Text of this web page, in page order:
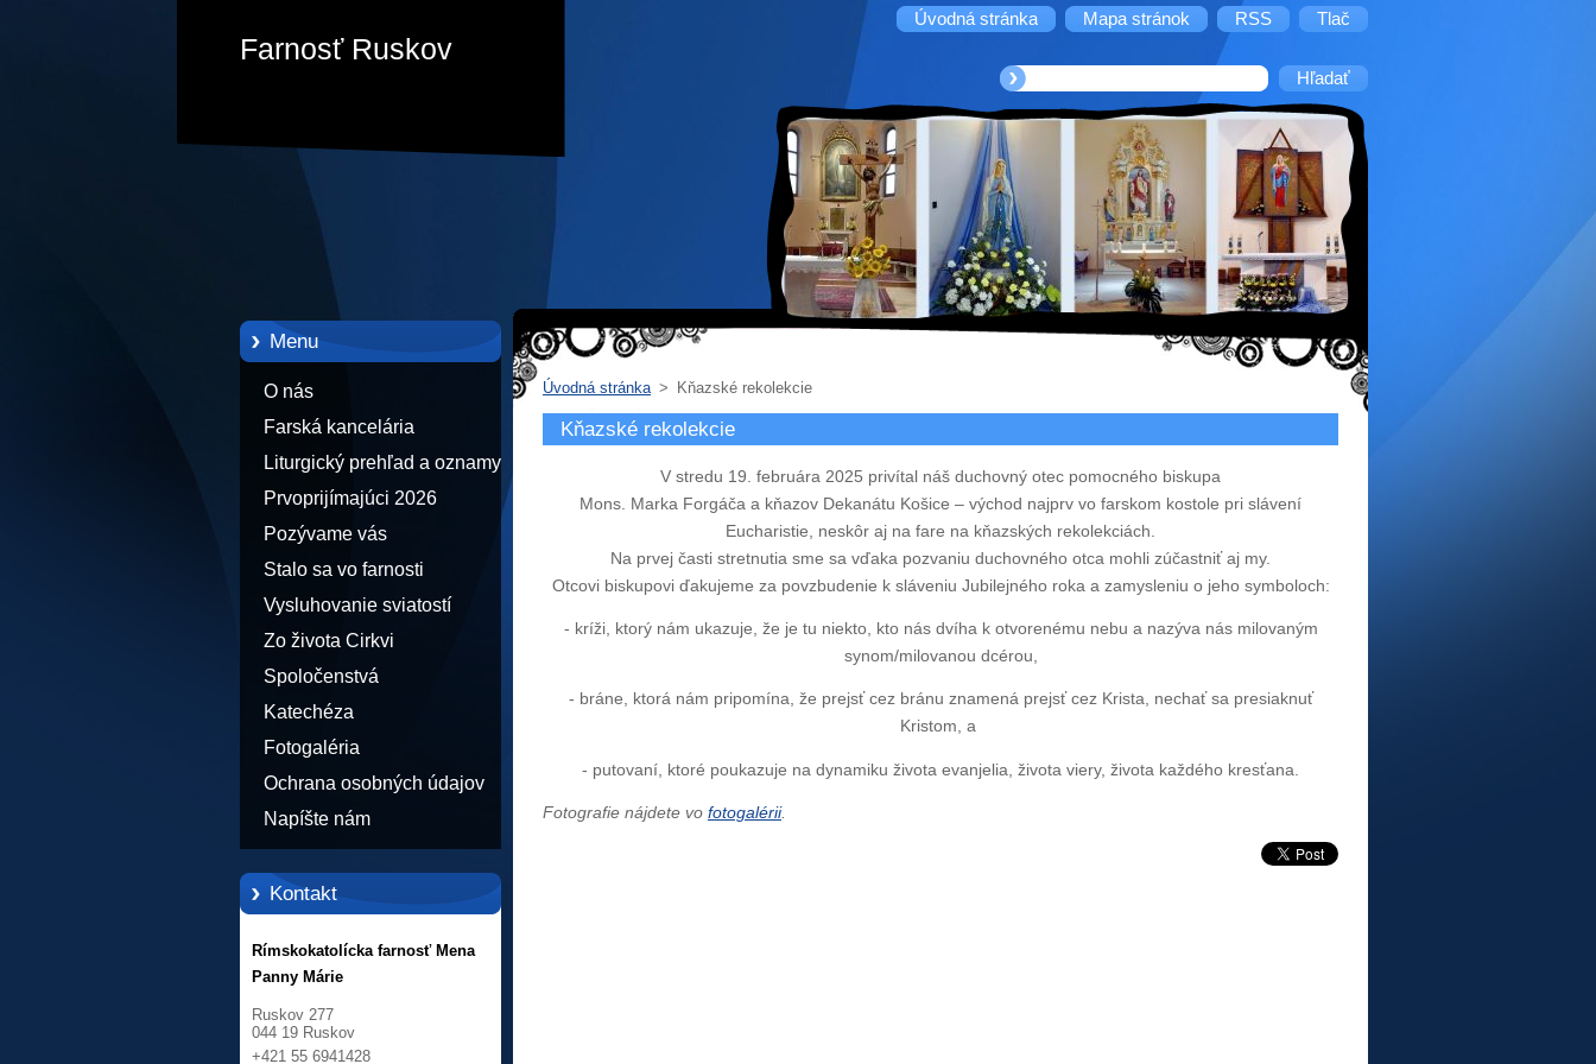
Úvodná stránka Mapa stránok RSS Tlač
Farnosť Ruskov
Menu
O nás
Farská kancelária
Liturgický prehľad a oznamy
Prvoprijímajúci 2026
Pozývame vás
Stalo sa vo farnosti
Vysluhovanie sviatostí
Zo života Cirkvi
Spoločenstvá
Katechéza
Fotogaléria
Ochrana osobných údajov
Napíšte nám
Kontakt
Rímskokatolícka farnosť Mena
Panny Márie
Ruskov 277
044 19 Ruskov
+421 55 6941428
Úvodná stránka > Kňazské rekolekcie
Kňazské rekolekcie
V stredu 19. februára 2025 privítal náš duchovný otec pomocného biskupa
Mons. Marka Forgáča a kňazov Dekanátu Košice – východ najprv vo farskom kostole pri slávení
Eucharistie, neskôr aj na fare na kňazských rekolekciách.
Na prvej časti stretnutia sme sa vďaka pozvaniu duchovného otca mohli zúčastniť aj my.
Otcovi biskupovi ďakujeme za povzbudenie k sláveniu Jubilejného roka a zamysleniu o jeho symboloch:
- kríži, ktorý nám ukazuje, že je tu niekto, kto nás dvíha k otvorenému nebu a nazýva nás milovaným
synom/milovanou dcérou,
- bráne, ktorá nám pripomína, že prejsť cez bránu znamená prejsť cez Krista, nechať sa presiaknuť
Kristom, a
- putovaní, ktoré poukazuje na dynamiku života evanjelia, života viery, života každého kresťana.
Fotografie nájdete vo fotogalérii.